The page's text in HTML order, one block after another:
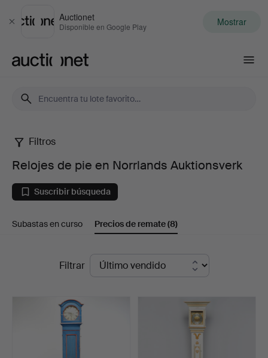
Cerrar
Auctionet
Disponible en Google Play Mostrar
Relojes
de
pie
en
Norrlands
Filtros
Relojes de pie en Norrlands Auktionsverk
Suscribir búsqueda
Subastas en curso Precios de remate(8)
Filtrar